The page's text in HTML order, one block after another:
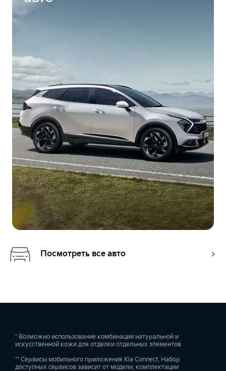
Посмотреть все авто
* Возможно использование комбинации натуральной и
искусственной кожи для отделки отдельных элементов
** Сервисы мобильного приложения Kia Connect. Набор
доступных сервисов зависит от модели, комплектации